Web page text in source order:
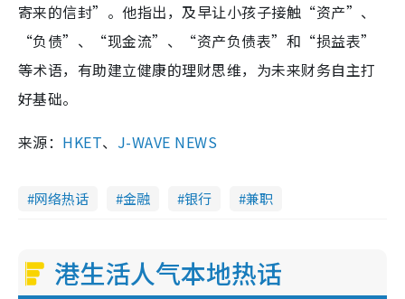
寄来的信封”。他指出，及早让小孩子接触“资产”、
“负债”、“现金流”、“资产负债表”和“损益表”
等术语，有助建立健康的理财思维，为未来财务自主打
好基础。
来源： HKET、 J-WAVE NEWS
网络热话 金融 银行 兼职
港生活人气本地热话